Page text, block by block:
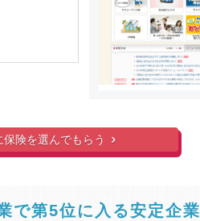
保険を選んでもらう 
で第5位に入る安定企業